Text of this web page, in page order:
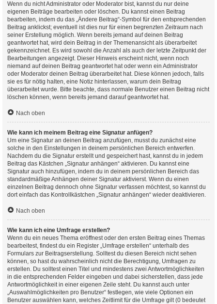
Wenn du nicht Administrator oder Moderator bist, kannst du nur deine
eigenen Beiträge bearbeiten oder löschen. Du kannst einen Beitrag
bearbeiten, indem du das „Ändere Beitrag“-Symbol für den entsprechenden
Beitrag anklickst; eventuell ist dies nur für einen begrenzten Zeitraum nach
seiner Erstellung möglich. Wenn bereits jemand auf deinen Beitrag
geantwortet hat, wird dein Beitrag in der Themenansicht als überarbeitet
gekennzeichnet. Es wird sowohl die Anzahl als auch der letzte Zeitpunkt der
Bearbeitungen angezeigt. Dieser Hinweis erscheint nicht, wenn noch
niemand auf deinen Beitrag geantwortet hat oder wenn ein Administrator
oder Moderator deinen Beitrag überarbeitet hat. Diese können jedoch, falls
sie es für nötig halten, eine Notiz hinterlassen, warum dein Beitrag
überarbeitet wurde. Bitte beachte, dass normale Benutzer einen Beitrag nicht
löschen können, wenn bereits jemand darauf geantwortet hat.
Nach oben
Wie kann ich meinem Beitrag eine Signatur anfügen?
Um eine Signatur an deinen Beitrag anzufügen, musst du zunächst eine
solche in den Einstellungen in deinem persönlichen Bereich entwerfen.
Nachdem du die Signatur erstellt und gespeichert hast, kannst du in jedem
Beitrag das Kästchen „Signatur anhängen“ aktivieren. Du kannst eine
Signatur auch hinzufügen, indem du in deinem persönlichen Bereich das
standardmäßige Anhängen deiner Signatur aktivierst. Wenn du einen
einzelnen Beitrag dennoch ohne Signatur verfassen möchtest, so kannst du
dort einfach das Kontrollkästchen „Signatur anhängen“ wieder deaktivieren.
Nach oben
Wie kann ich eine Umfrage erstellen?
Wenn du ein neues Thema eröffnest oder den ersten Beitrag eines Themas
bearbeitest, findest du ein Register „Umfrage erstellen“ unterhalb des
Formulars zur Beitragserstellung. Solltest du diesen Bereich nicht sehen
können, so hast du wahrscheinlich nicht die Berechtigung, Umfragen zu
erstellen. Du solltest einen Titel und mindestens zwei Antwortmöglichkeiten
in die entsprechenden Felder eingeben und dabei sicherstellen, dass jede
Antwortmöglichkeit in einer eigenen Zeile steht. Du kannst auch unter
„Auswahlmöglichkeiten pro Benutzer“ festlegen, wie viele Optionen ein
Benutzer auswählen kann, welches Zeitlimit für die Umfrage gilt (0 bedeutet